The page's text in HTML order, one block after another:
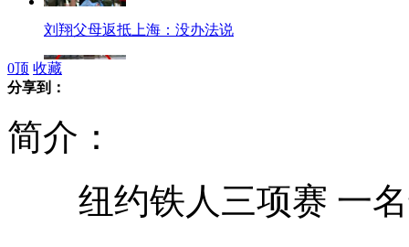
刘翔父母返抵上海：没办法说
伦敦奥运赛事现场空气被网上售卖
0顶 收藏
分享到：
简介：
纽约铁人三项赛 一名